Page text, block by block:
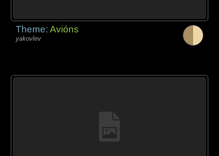
Theme:Avións
yakovlev